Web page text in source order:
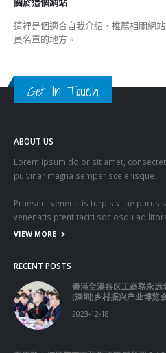
這裡是個適合自我介紹、推薦相關網
員名單的地方。
Get In Touch
ABOUT US
Lorem ipsum dolor sit amet,
pulvinar magna semper scelerisque.
Praesent venenatis turpis vitae purus
venenatis ptent taciti sociosqu ad
VIEW MORE
RECENT POSTS
香港全港各区工商联永
(深圳)乡村振兴产业博览
2023-12-18